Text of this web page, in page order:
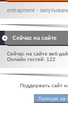
entrapment -
Сейчас на сайте
Сейчас на сайте веб-
Онлайн гостей: 122
Поддержать сайт